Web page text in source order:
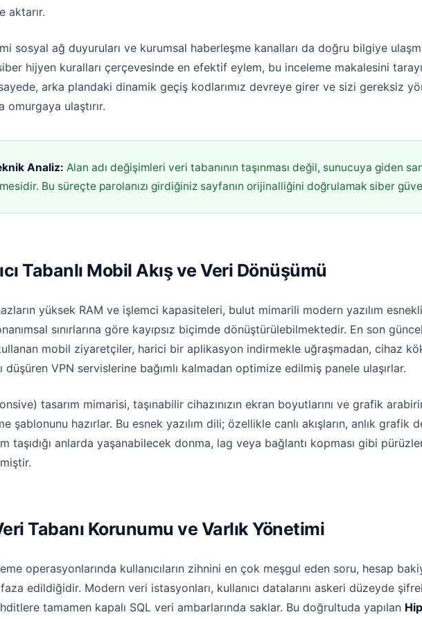
aktarır.
sosyal ağ duyuruları ve kurumsal haberleşme kanalları da doğru bilgiye
hijyen kuralları çerçevesinde en efektif eylem, bu inceleme makalesini
arka plandaki dinamik geçiş kodlarımız devreye girer ve sizi gereksiz
omurgaya ulaştırır.
Analiz: Alan adı değişimleri veri tabanının taşınması değil, sunucuya giden
Bu süreçte parolanızı girdiğiniz sayfanın orijinalliğini doğrulamak siber
Tabanlı Mobil Akış ve Veri Dönüşümü
yüksek RAM ve işlemci kapasiteleri, bulut mimarili modern yazılım
sınırlarına göre kayıpsız biçimde dönüştürülebilmektedir. En son
kullanan mobil ziyaretçiler, harici bir aplikasyon indirmekle uğraşmadan, cihaz
düşüren VPN servislerine bağımlı kalmadan optimize edilmiş panele ulaşırlar.
tasarım mimarisi, taşınabilir cihazınızın ekran boyutlarını ve grafik
şablonunu hazırlar. Bu esnek yazılım dili; özellikle canlı akışların, anlık
taşıdığı anlarda yaşanabilecek donma, lag veya bağlantı kopması gibi
Tabanı Korunumu ve Varlık Yönetimi
operasyonlarında kullanıcıların zihnini en çok meşgul eden soru, hesap
edildiğidir. Modern veri istasyonları, kullanıcı datalarını askeri düzeyde
tamamen kapalı SQL veri ambarlarında saklar. Bu doğrultuda yapılan